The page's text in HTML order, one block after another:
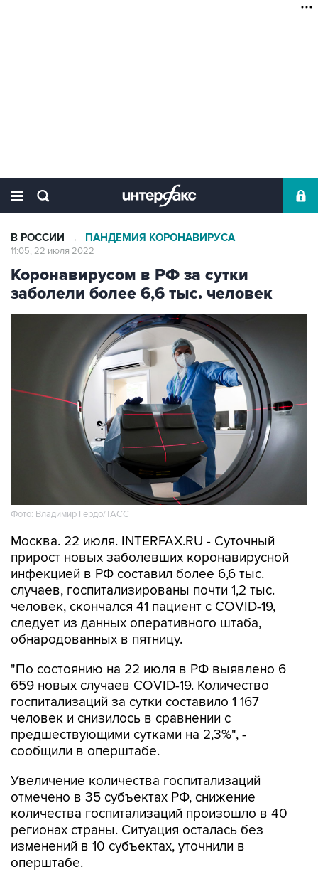
В РОССИИ → ПАНДЕМИЯ КОРОНАВИРУСА
11:05, 22 июля 2022
Коронавирусом в РФ за сутки
заболели более 6,6 тыс. человек
Фото: Владимир Гердо/ТАСС
Москва. 22 июля. INTERFAX.RU - Суточный
прирост новых заболевших коронавирусной
инфекцией в РФ составил более 6,6 тыс.
случаев, госпитализированы почти 1,2 тыс.
человек, скончался 41 пациент с COVID-19,
следует из данных оперативного штаба,
обнародованных в пятницу.
"По состоянию на 22 июля в РФ выявлено 6
659 новых случаев COVID-19. Количество
госпитализаций за сутки составило 1 167
человек и снизилось в сравнении с
предшествующими сутками на 2,3%", -
сообщили в оперштабе.
Увеличение количества госпитализаций
отмечено в 35 субъектах РФ, снижение
количества госпитализаций произошло в 40
регионах страны. Ситуация осталась без
изменений в 10 субъектах, уточнили в
оперштабе.